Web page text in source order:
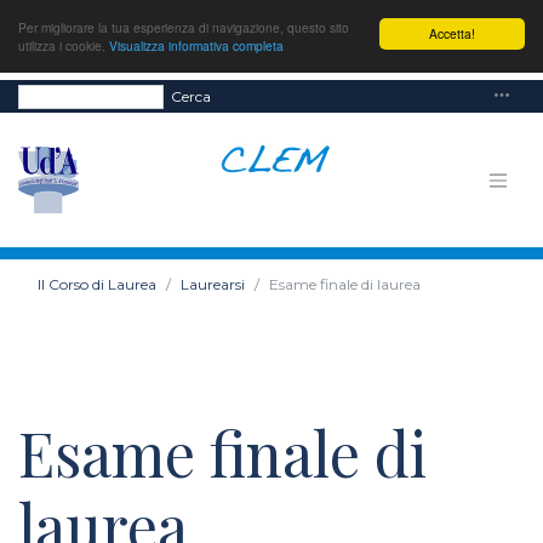
Accetta!
Per migliorare la tua esperienza di navigazione, questo sito
utilizza i cookie. Visualizza informativa completa
Cerca
Il Corso di Laurea Laurearsi Esame finale di laurea
Esame finale di
laurea